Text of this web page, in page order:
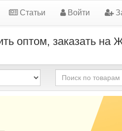
Статьи Войти
оптом, заказать на